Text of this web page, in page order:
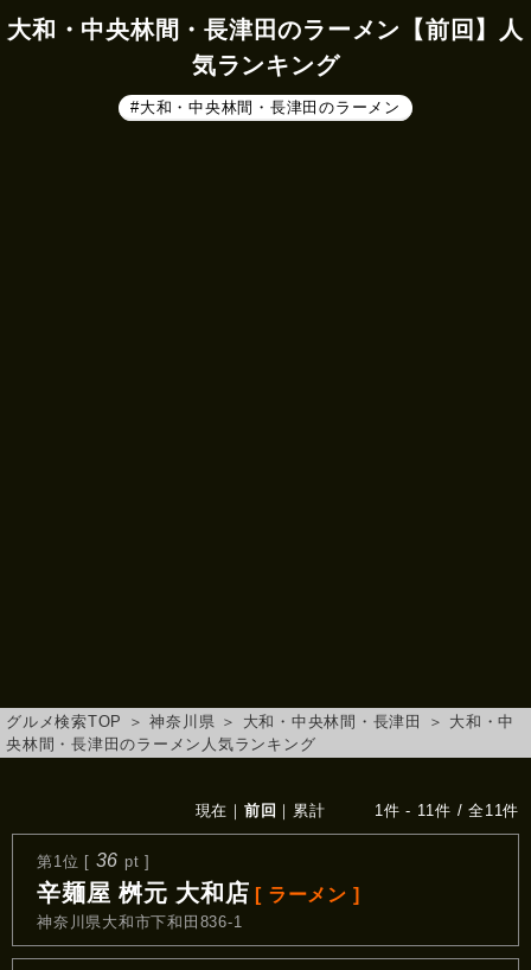
大和・中央林間・長津田のラーメン【前回】人
気ランキング
#大和・中央林間・長津田のラーメン
グルメ検索TOP ＞神奈川県 ＞ 大和・中央林間・長津田 ＞ 大和・中
央林間・長津田のラーメン人気ランキング
現在 ｜ 前回 ｜ 累計 1件 - 11件 / 全11件
第1位 [ 36 pt ]
辛麺屋 桝元 大和店 [ ラーメン ]
神奈川県大和市下和田836-1